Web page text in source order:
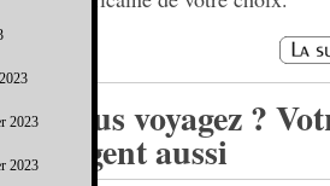
Vous voyagez ?
argent aussi
2023
2023